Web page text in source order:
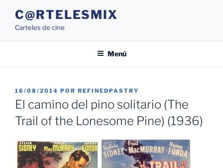
contenido
C@RTELESMIX
Carteles de cine
Menú
PUBLICADO
EL
16/08/2014 POR REFINEDPASTRY
El camino del pino solitario (The
Trail of the Lonesome Pine) (1936)